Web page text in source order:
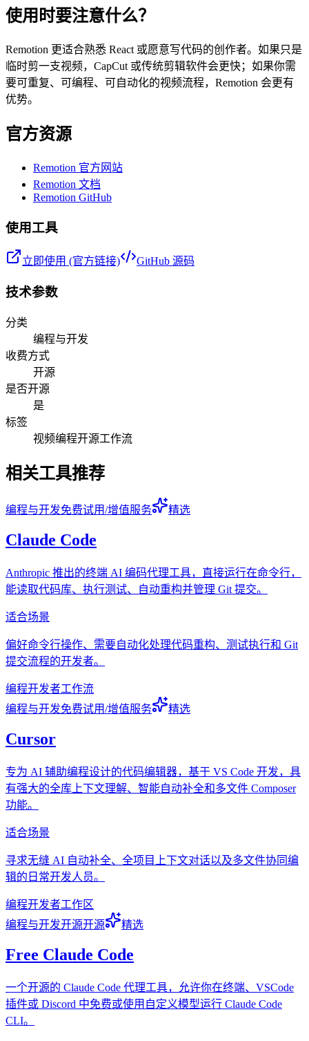
使用时要注意什么？
Remotion 更适合熟悉 React 或愿意写代码的创作者。如果只是
临时剪一支视频，CapCut 或传统剪辑软件会更快；如果你需
要可重复、可编程、可自动化的视频流程，Remotion 会更有
优势。
官方资源
Remotion 官方网站
Remotion 文档
Remotion GitHub
使用工具
立即使用 (官方链接) GitHub 源码
技术参数
分类
编程与开发
收费方式
开源
是否开源
是
标签
视频编程开源工作流
相关工具推荐
编程与开发免费试用/增值服务 精选
Claude Code
Anthropic 推出的终端 AI 编码代理工具，直接运行在命令行，
能读取代码库、执行测试、自动重构并管理 Git 提交。
适合场景
偏好命令行操作、需要自动化处理代码重构、测试执行和 Git
提交流程的开发者。
编程开发者工作流
编程与开发免费试用/增值服务 精选
Cursor
专为 AI 辅助编程设计的代码编辑器，基于 VS Code 开发，具
有强大的全库上下文理解、智能自动补全和多文件 Composer
功能。
适合场景
寻求无缝 AI 自动补全、全项目上下文对话以及多文件协同编
辑的日常开发人员。
编程开发者工作区
编程与开发开源开源 精选
Free Claude Code
一个开源的 Claude Code 代理工具，允许你在终端、VSCode
插件或 Discord 中免费或使用自定义模型运行 Claude Code
CLI。